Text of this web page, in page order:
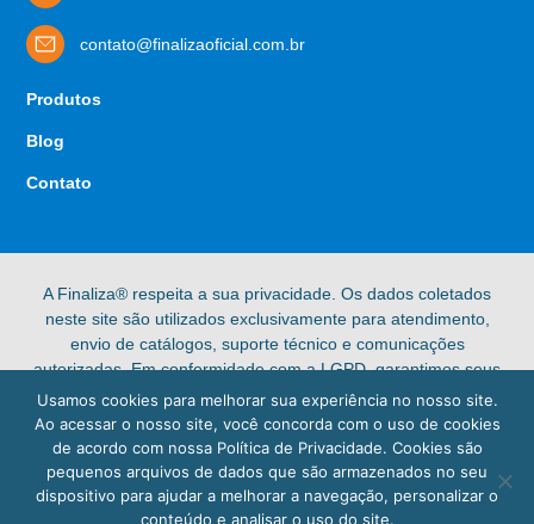
contato@finalizaoficial.com.br
Produtos
Blog
Contato
A Finaliza® respeita a sua privacidade. Os dados coletados
neste site são utilizados exclusivamente para atendimento,
envio de catálogos, suporte técnico e comunicações
autorizadas. Em conformidade com a LGPD, garantimos seus
direitos de acesso, retificação e exclusão de dados pessoais.
Confira nossa [Política de Privacidade] completa para mais
informações.
© 2025 Finaliza®. Todos os direitos reservados.
Usamos cookies para melhorar sua experiência no nosso site.
Ao acessar o nosso site, você concorda com o uso de cookies
de acordo com nossa Política de Privacidade. Cookies são
pequenos arquivos de dados que são armazenados no seu
dispositivo para ajudar a melhorar a navegação, personalizar o
conteúdo e analisar o uso do site.